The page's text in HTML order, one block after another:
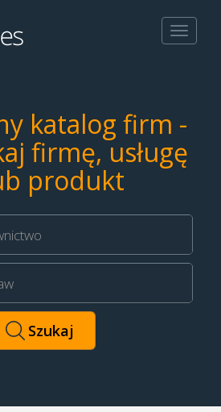
Toggle
katalog firm -
firmę, usługę
produkt